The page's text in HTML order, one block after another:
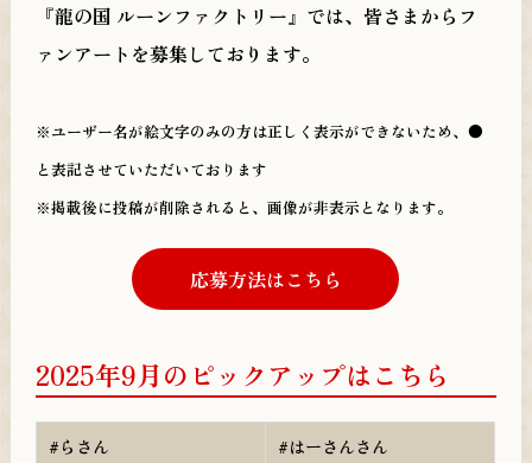
@RuneFactory_PR
@MarvelousCSCH
『龍の国 ルーンファクトリー』では、皆さまからフ
ァンアートを募集しております。
※ユーザー名が絵文字のみの方は正しく表示ができないため、●
と表記させていただいております
※掲載後に投稿が削除されると、画像が非表示となります。
応募方法はこちら
2025年9月のピックアップはこちら
#らさん #はーさんさん